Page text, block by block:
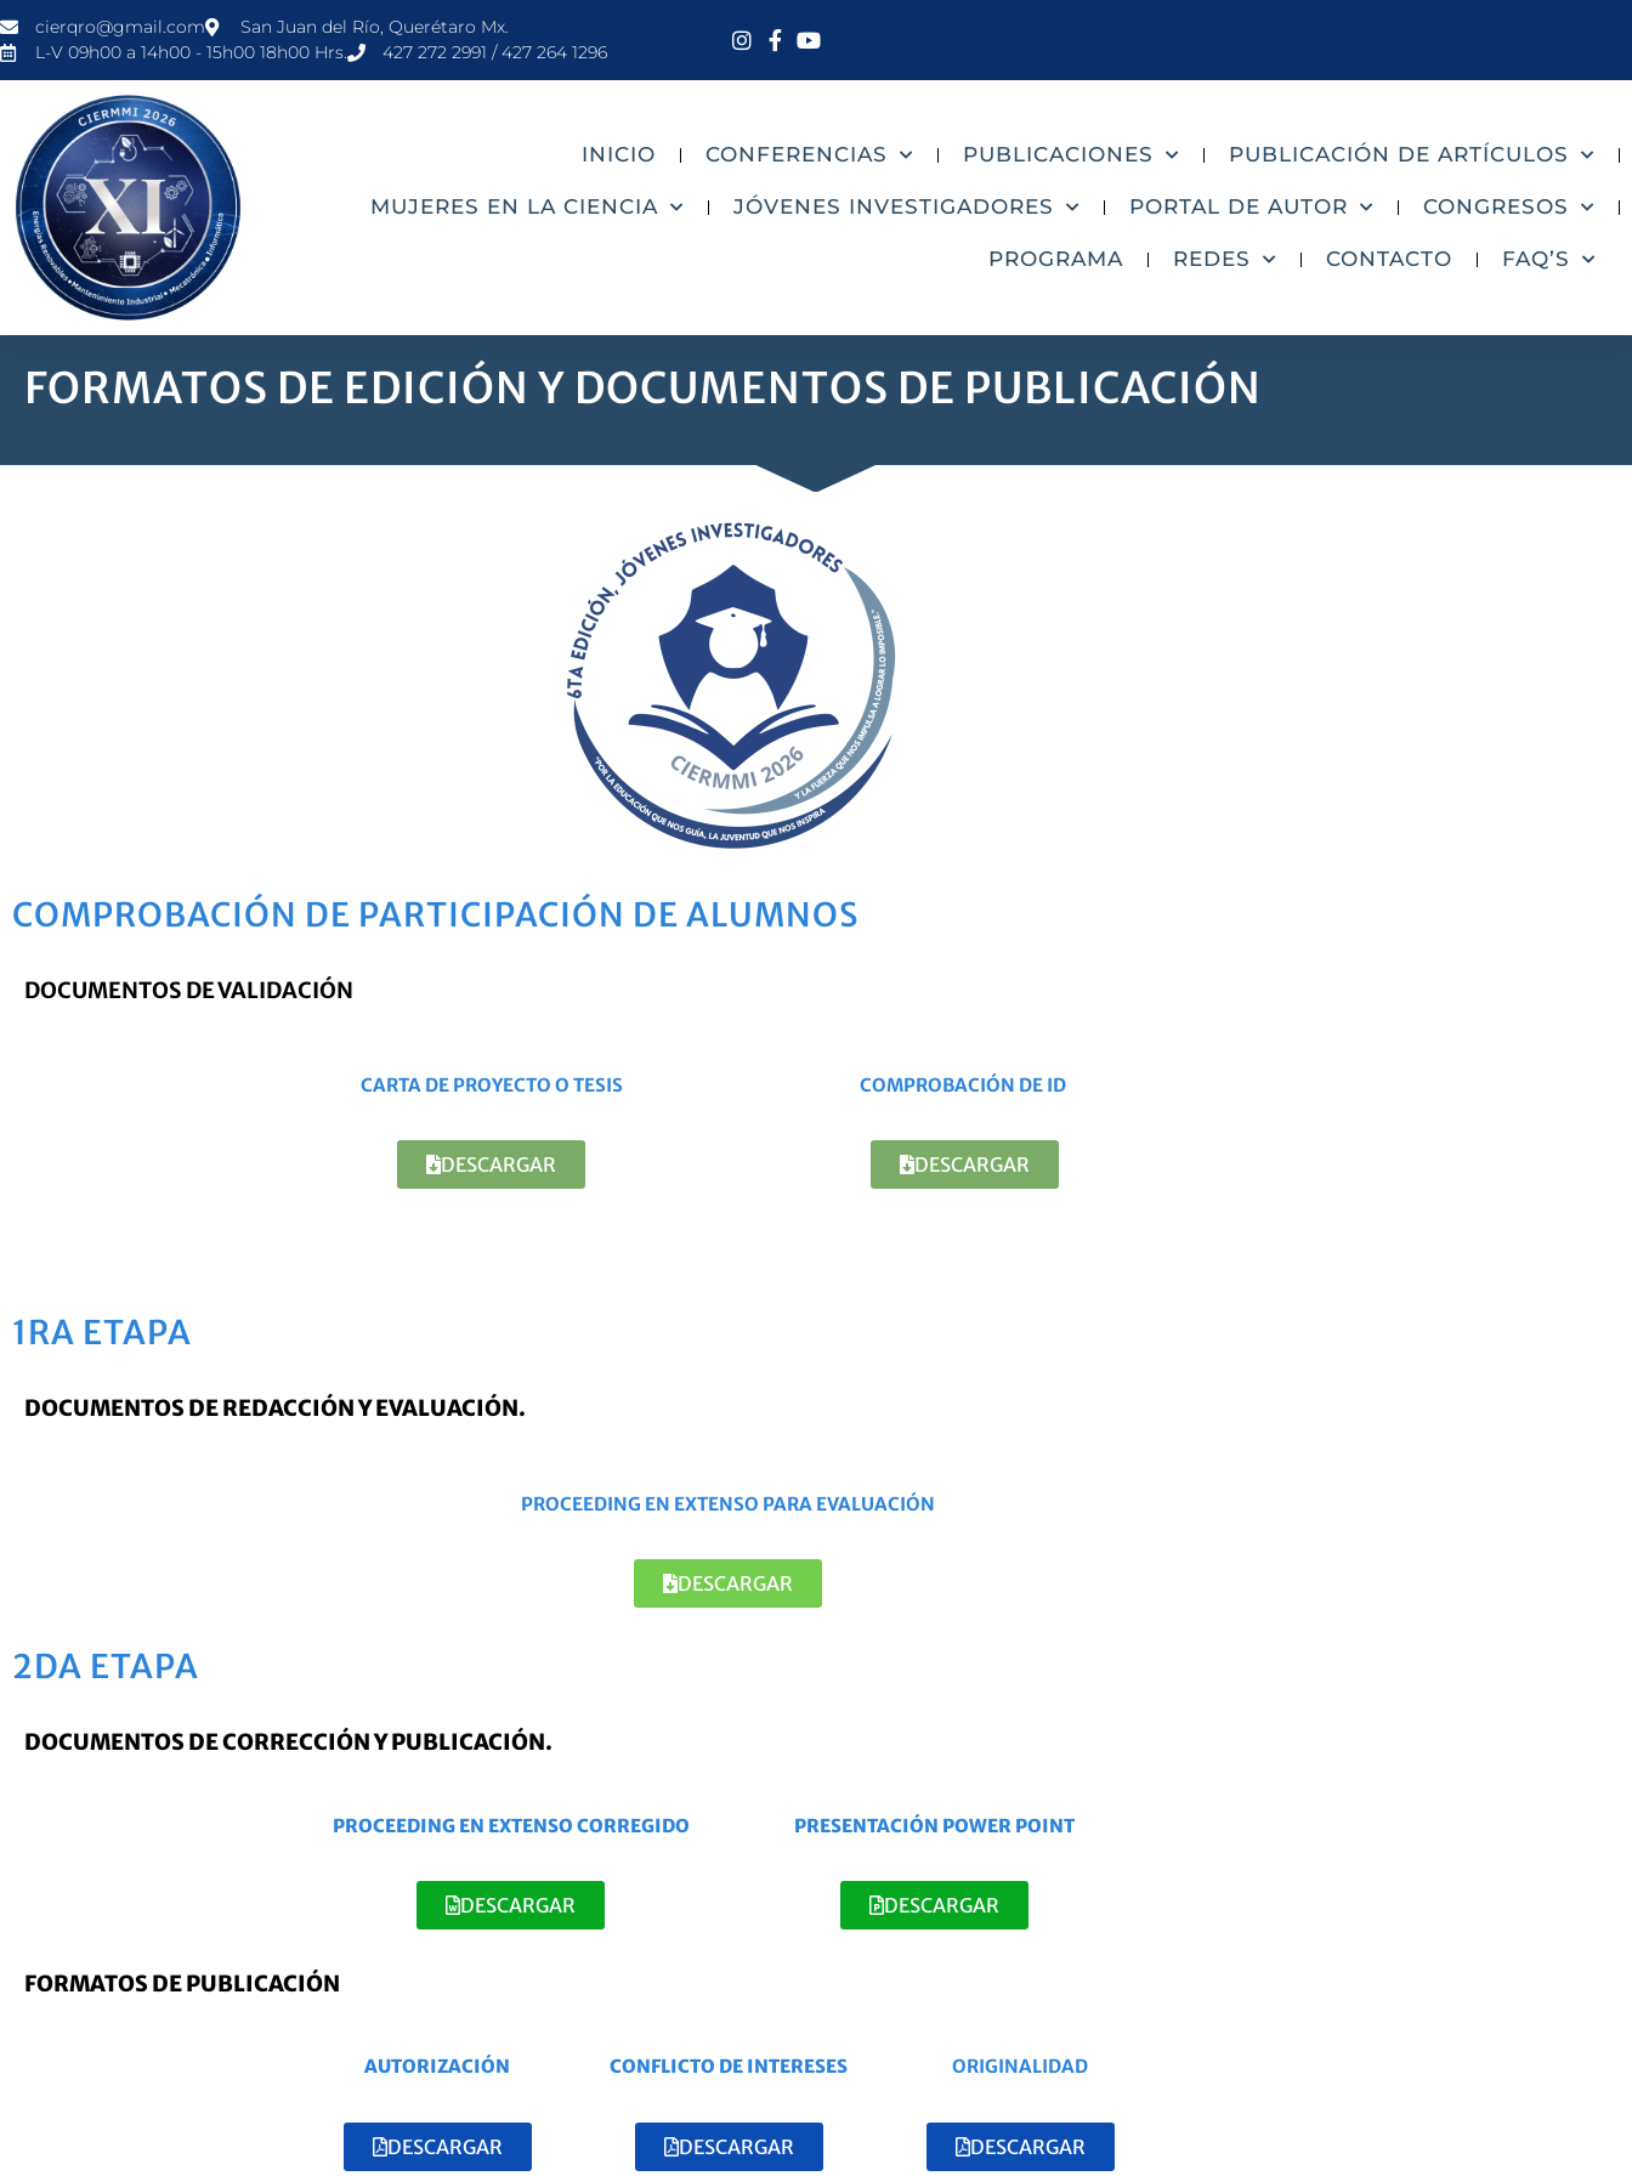
cierqro@gmail.com
San Juan del Río, Querétaro Mx.
L-V 09h00 a 14h00 - 15h00 18h00 Hrs.
427 272 2991 / 427 264 1296
INICIO CONFERENCIAS PUBLICACIONES PUBLICACIÓN DE ARTÍCULOS
MUJERES EN LA CIENCIA JÓVENES INVESTIGADORES PORTAL DE AUTOR CONGRESOS
PROGRAMA REDES CONTACTO FAQ’S
FORMATOS DE EDICIÓN Y DOCUMENTOS DE PUBLICACIÓN
COMPROBACIÓN DE PARTICIPACIÓN DE ALUMNOS
DOCUMENTOS DE VALIDACIÓN
CARTA DE PROYECTO O TESIS COMPROBACIÓN DE ID
DESCARGAR DESCARGAR
1RA ETAPA
DOCUMENTOS DE REDACCIÓN Y EVALUACIÓN.
PROCEEDING EN EXTENSO PARA EVALUACIÓN
DESCARGAR
2DA ETAPA
DOCUMENTOS DE CORRECCIÓN Y PUBLICACIÓN.
PROCEEDING EN EXTENSO CORREGIDO
DESCARGAR
PRESENTACIÓN POWER POINT
DESCARGAR
FORMATOS DE PUBLICACIÓN
AUTORIZACIÓN
DESCARGAR
CONFLICTO DE INTERESES
DESCARGAR
ORIGINALIDAD
DESCARGAR